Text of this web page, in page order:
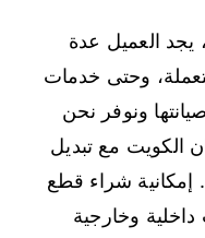
العميل عدة
وحتى خدمات
ونوفر نحن
الكويت مع تبديل
إمكانية شراء قطع
وخارجية